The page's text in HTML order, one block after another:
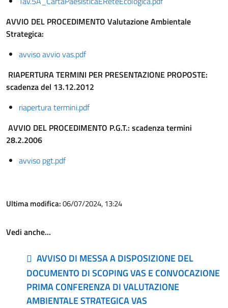
AVVIO DEL PROCEDIMENTO Valutazione Ambientale
Strategica:
avviso avvio vas.pdf
RIAPERTURA TERMINI PER PRESENTAZIONE PROPOSTE:
scadenza del 13.12.2012
riapertura termini.pdf
AVVIO DEL PROCEDIMENTO P.G.T.: scadenza termini
28.2.2006
avviso pgt.pdf
Ultima modifica:06/07/2024, 13:24
Vedi anche…
AVVISO DI MESSA A DISPOSIZIONE DEL
DOCUMENTO DI SCOPING VAS E CONVOCAZIONE
PRIMA CONFERENZA DI VALUTAZIONE
AMBIENTALE STRATEGICA VAS